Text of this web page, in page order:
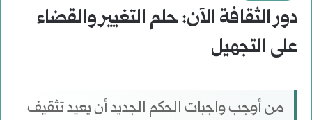
دور الثقافة الآن: حلم التغيير والقضاء
على التجهيل
من أوجب واجبات الحكم الجديد أن يعيد تثقيف